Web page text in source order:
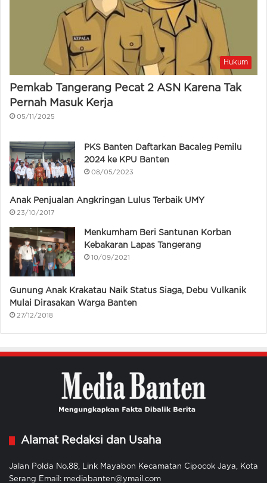
Hukum
Pemkab Tangerang Pecat 2 ASN Karena Tak
Pernah Masuk Kerja
05/11/2025
PKS Banten Daftarkan Bacaleg Pemilu
2024 ke KPU Banten
08/05/2023
Anak Penjualan Angkringan Lulus Terbaik UMY
23/10/2017
Menkumham Beri Santunan Korban
Kebakaran Lapas Tangerang
10/09/2021
Gunung Anak Krakatau Naik Status Siaga, Debu Vulkanik
Mulai Dirasakan Warga Banten
27/12/2018
Alamat Redaksi dan Usaha
Jalan Polda No.88, Link Mayabon Kecamatan Cipocok Jaya, Kota
Serang Email: mediabanten@ymail.com